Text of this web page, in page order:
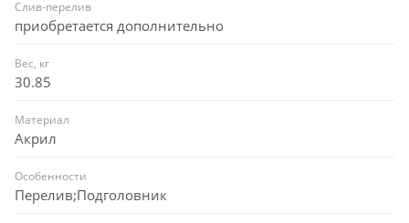
Слив-перелив
приобретается дополнительно
Вес, кг
30.85
Материал
Акрил
Особенности
Перелив;Подголовник